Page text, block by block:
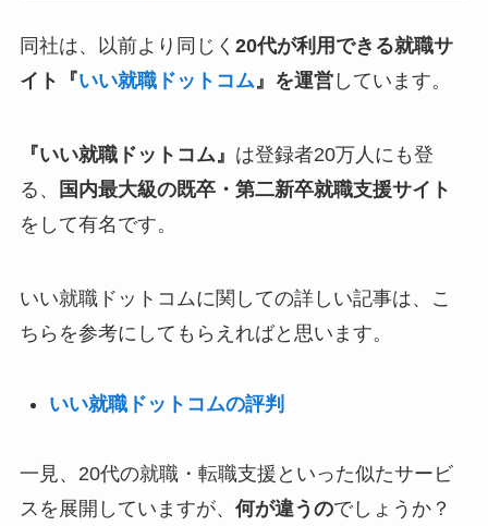
同社は、以前より同じく 20代が利用できる就職サ
イト『いい就職ドットコム』を運営しています。
『いい就職ドットコム』 は登録者20万人にも登
る、
国内最大級の既卒・第二新卒就職支援サイト
をして有名です。
いい就職ドットコムに関しての詳しい記事は、こ
ちらを参考にしてもらえればと思います。
いい就職ドットコムの評判
一見、20代の就職・転職支援といった似たサービ
スを展開していますが、 何が違うのでしょうか？